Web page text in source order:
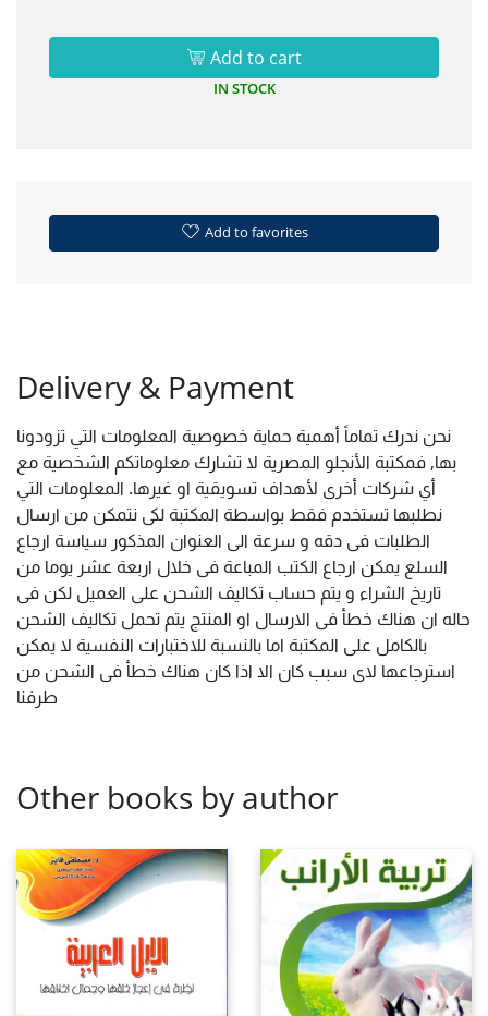
Add to cart
IN STOCK
Add to favorites
Delivery & Payment
نحن ندرك تماماً أهمية حماية خصوصية المعلومات التي تزودونا
بها, فمكتبة الأنجلو المصرية لا تشارك معلوماتكم الشخصية مع
أي شركات أخرى لأهداف تسويقية او غيرها. المعلومات التي
نطلبها تستخدم فقط بواسطة المكتبة لكى نتمكن من ارسال
الطلبات فى دقه و سرعة الى العنوان المذكور سياسة ارجاع
السلع يمكن ارجاع الكتب المباعة فى خلال اربعة عشر يوما من
تاريخ الشراء و يتم حساب تكاليف الشحن على العميل لكن فى
حاله ان هناك خطأ فى الارسال او المنتج يتم تحمل تكاليف الشحن
بالكامل على المكتبة اما بالنسبة للاختبارات النفسية لا يمكن
استرجاعها لاى سبب كان الا اذا كان هناك خطأ فى الشحن من
طرفنا
Other books by author